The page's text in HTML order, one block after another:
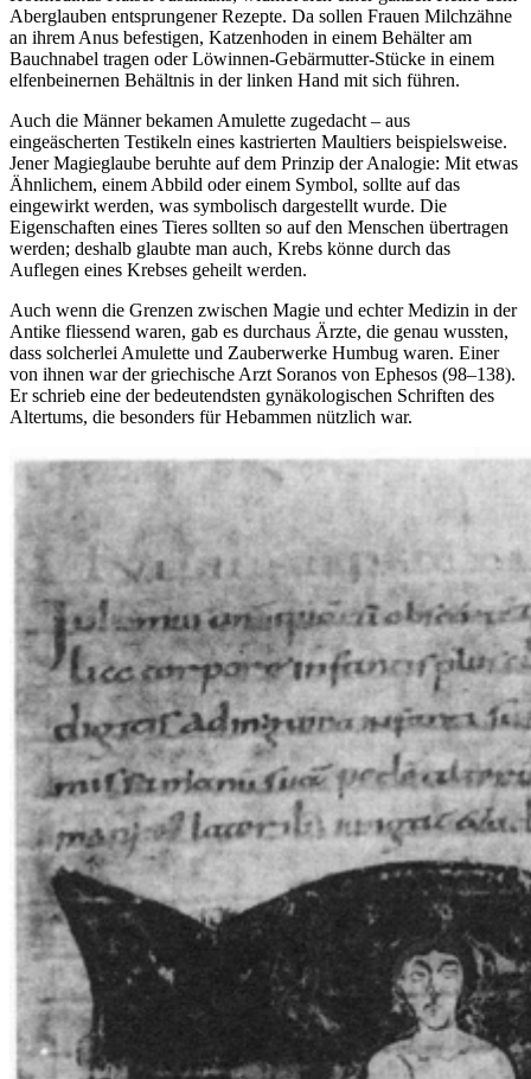
Aberglauben entsprungener Rezepte. Da sollen Frauen Milchzähne
an ihrem Anus befestigen, Katzenhoden in einem Behälter am
Bauchnabel tragen oder Löwinnen-Gebärmutter-Stücke in einem
elfenbeinernen Behältnis in der linken Hand mit sich führen.
Auch die Männer bekamen Amulette zugedacht – aus
eingeäscherten Testikeln eines kastrierten Maultiers beispielsweise.
Jener Magieglaube beruhte auf dem Prinzip der Analogie: Mit etwas
Ähnlichem, einem Abbild oder einem Symbol, sollte auf das
eingewirkt werden, was symbolisch dargestellt wurde. Die
Eigenschaften eines Tieres sollten so auf den Menschen übertragen
werden; deshalb glaubte man auch, Krebs könne durch das
Auflegen eines Krebses geheilt werden.
Auch wenn die Grenzen zwischen Magie und echter Medizin in der
Antike fliessend waren, gab es durchaus Ärzte, die genau wussten,
dass solcherlei Amulette und Zauberwerke Humbug waren. Einer
von ihnen war der griechische Arzt Soranos von Ephesos (98–138).
Er schrieb eine der bedeutendsten gynäkologischen Schriften des
Altertums, die besonders für Hebammen nützlich war.